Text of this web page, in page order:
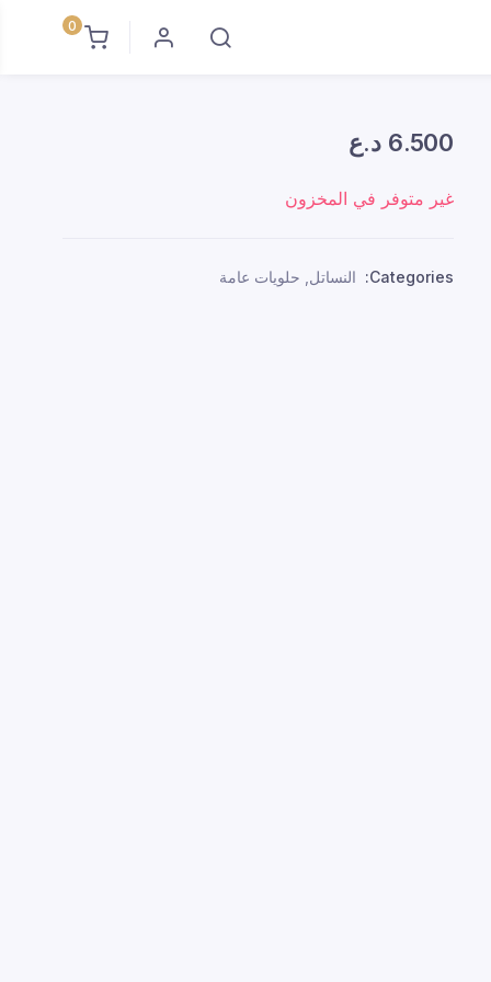
0
6.500 د.ع
غير متوفر في المخزون
Categories: النساتل حلويات عامة